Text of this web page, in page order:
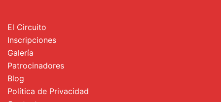
El Circuito
Inscripciones
Galería
Patrocinadores
Blog
Política de Privacidad